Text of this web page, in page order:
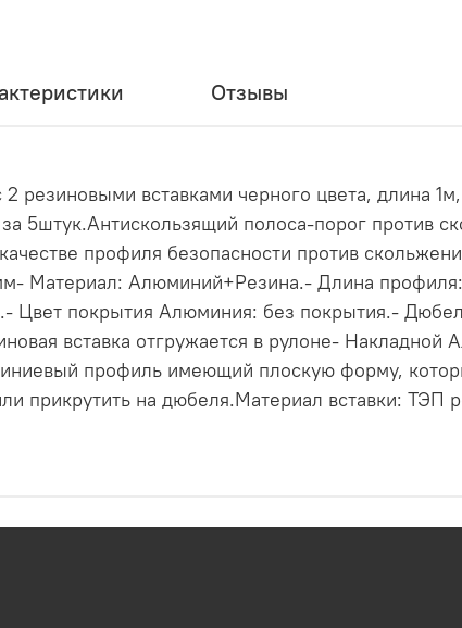
Отзывы
вставками черного цвета, длина 1м,
5штук.Антискользящий полоса-порог против
профиля безопасности против
Материал: Алюминий+Резина.- Длина
Цвет покрытия Алюминия: без покрытия.-
вставка отгружается в рулоне- Накладной
профиль имеющий плоскую форму,
прикрутить на дюбеля.Материал вставки: ТЭП